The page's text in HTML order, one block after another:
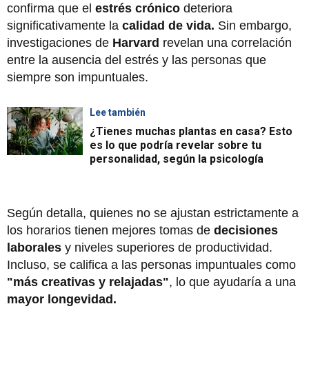
confirma que el estrés crónico deteriora
significativamente la calidad de vida. Sin embargo,
investigaciones de Harvard revelan una correlación
entre la ausencia del estrés y las personas que
siempre son impuntuales.
Lee también
¿Tienes muchas plantas en casa? Esto
es lo que podría revelar sobre tu
personalidad, según la psicología
Según detalla, quienes no se ajustan estrictamente a
los horarios tienen mejores tomas de decisiones
laborales y niveles superiores de productividad.
Incluso, se califica a las personas impuntuales como
"más creativas y relajadas", lo que ayudaría a una
mayor longevidad.